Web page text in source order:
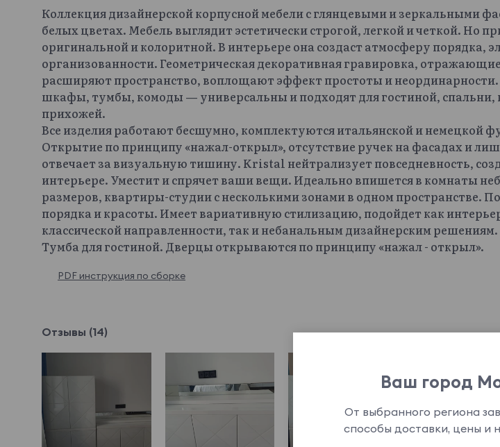
Коллекция дизайнерской корпусной мебели с глянцевыми и зеркальными
белых цветах. Мебель выглядит эстетически строгой, легкой и четкой. Но
оригинальной и колоритной. В интерьере она создаст атмосферу порядка,
организованности. Геометрическая декоративная гравировка,
расширяют пространство, воплощают эффект простоты и
шкафы, тумбы, комоды — универсальны и подходят для гостиной, спальни,
прихожей.
Все изделия работают бесшумно, комплектуются итальянской и немецкой
Открытие по принципу «нажал-открыл», отсутствие ручек на фасадах и
отвечает за визуальную тишину. Kristal нейтрализует повседневность,
интерьере. Уместит и спрячет ваши вещи. Идеально впишется в комнаты
размеров, квартиры-студии с несколькими зонами в одном пространстве.
порядка и красоты. Имеет вариативную стилизацию, подойдет как
классической направленности, так и небанальным дизайнерским решениям.
Тумба для гостиной. Дверцы открываются по принципу «нажал - открыл».
PDF инструкция по сборке
Отзывы (14)
Ваш город
От выбранного региона
способы доставки, цены и